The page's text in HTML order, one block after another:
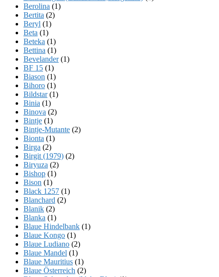
Berolina (1)
Bertita (2)
Beryl (1)
Beta (1)
Beteka (1)
Bettina (1)
Bevelander(1)
BF 15 (1)
Biason (1)
Bihoro (1)
Bildstar(1)
Binia (1)
Binova (2)
Bintje (1)
Bintje-Mutante (2)
Bionta (1)
Birga (2)
Birgit (1979) (2)
Biryuza (2)
Bishop (1)
Bison (1)
Black 1257 (1)
Blanchard (2)
Blanik (2)
Blanka (1)
Blaue Hindelbank (1)
Blaue Kongo (1)
Blaue Ludiano (2)
Blaue Mandel (1)
Blaue Mauritius (1)
Blaue Österreich (2)